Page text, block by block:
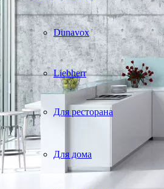
Dunavox
Liebherr
Для ресторана
Для дома